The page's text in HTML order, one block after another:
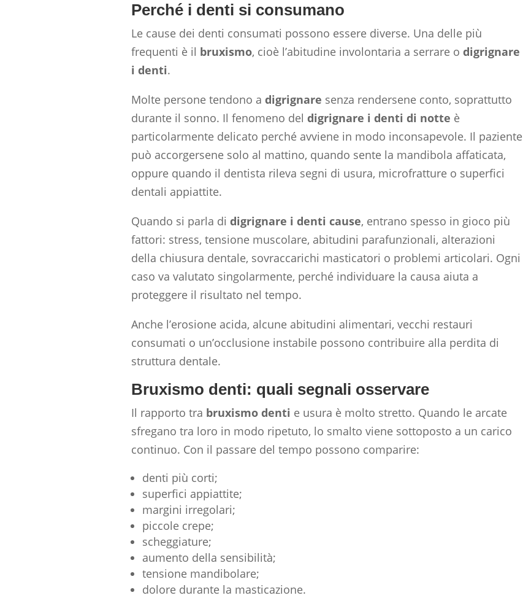
Perché i denti si consumano
Le cause dei denti consumati possono essere diverse. Una delle più
frequenti è il bruxismo, cioè l’abitudine involontaria a serrare odigrignare
i denti.
Molte persone tendono adigrignare senza rendersene conto, soprattutto
durante il sonno. Il fenomeno deldigrignare i denti di notte è
particolarmente delicato perché avviene in modo inconsapevole. Il paziente
può accorgersene solo al mattino, quando sente la mandibola affaticata,
oppure quando il dentista rileva segni di usura, microfratture o superfici
dentali appiattite.
Quando si parla didigrignare i denti cause, entrano spesso in gioco più
fattori: stress, tensione muscolare, abitudini parafunzionali, alterazioni
della chiusura dentale, sovraccarichi masticatori o problemi articolari. Ogni
caso va valutato singolarmente, perché individuare la causa aiuta a
proteggere il risultato nel tempo.
Anche l’erosione acida, alcune abitudini alimentari, vecchi restauri
consumati o un’occlusione instabile possono contribuire alla perdita di
struttura dentale.
Bruxismo denti: quali segnali osservare
Il rapporto tra bruxismo denti e usura è molto stretto. Quando le arcate
sfregano tra loro in modo ripetuto, lo smalto viene sottoposto a un carico
continuo. Con il passare del tempo possono comparire:
denti più corti;
superfici appiattite;
margini irregolari;
piccole crepe;
scheggiature;
aumento della sensibilità;
tensione mandibolare;
dolore durante la masticazione.